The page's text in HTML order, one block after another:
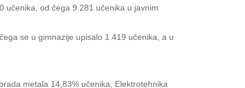
učenika, od čega 9.281 učenika u javnim
se u gimnazije upisalo 1.419 učenika, a u
metala 14,83% učenika, Elektrotehnika